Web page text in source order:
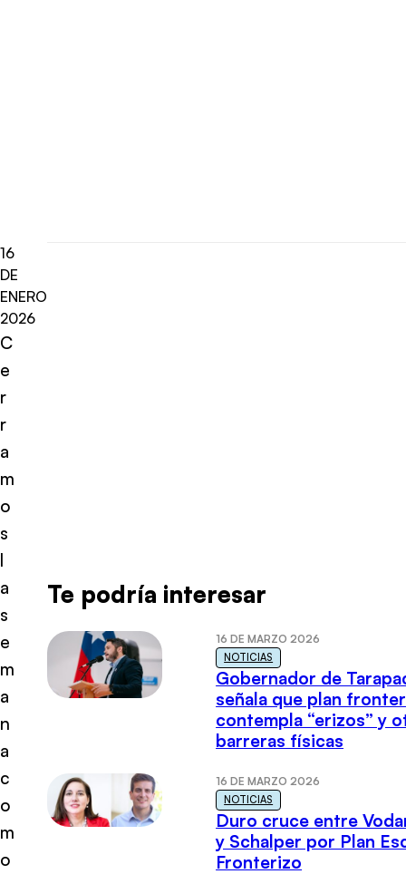
16
DE
ENERO
2026
C
e
r
r
a
m
o
s
l
a
s
e
m
a
n
a
c
o
m
o
Te podría interesar
16 DE MARZO 2026
NOTICIAS
Gobernador de
señala que plan
contempla “erizos” y
barreras físicas
16 DE MARZO 2026
NOTICIAS
Duro cruce entre
y Schalper por Plan
Fronterizo